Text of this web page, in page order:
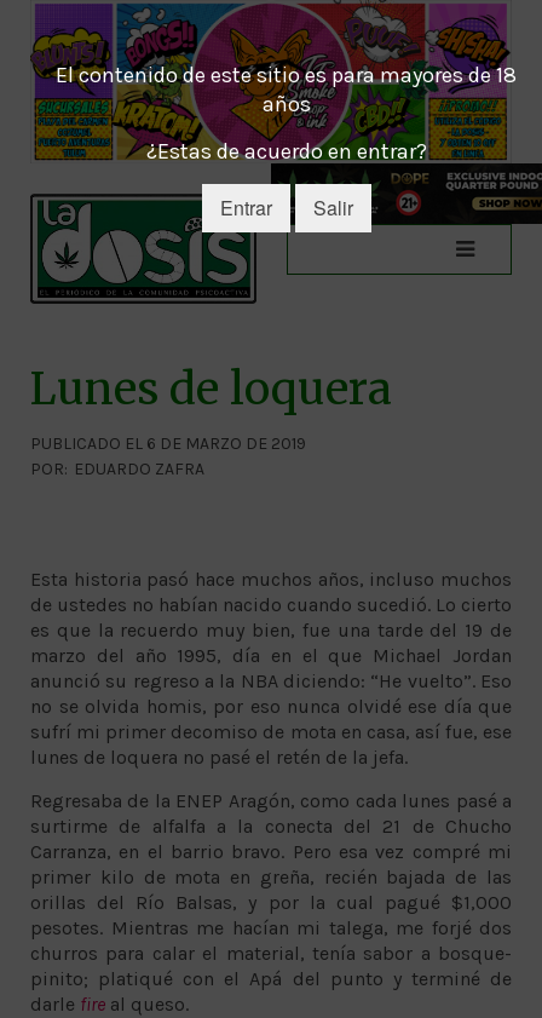
El contenido de este sitio es para mayores de 18
años
¿Estas de acuerdo en entrar?
Entrar Salir
Lunes de loquera
PUBLICADO EL 6 DE MARZO DE 2019
POR: EDUARDO ZAFRA
Esta historia pasó hace muchos años, incluso muchos
de ustedes no habían nacido cuando sucedió. Lo cierto
es que la recuerdo muy bien, fue una tarde del 19 de
marzo del año 1995, día en el que Michael Jordan
anunció su regreso a la NBA diciendo: “He vuelto”. Eso
no se olvida homis, por eso nunca olvidé ese día que
sufrí mi primer decomiso de mota en casa, así fue, ese
lunes de loquera no pasé el retén de la jefa.
Regresaba de la ENEP Aragón, como cada lunes pasé a
surtirme de alfalfa a la conecta del 21 de Chucho
Carranza, en el barrio bravo. Pero esa vez compré mi
primer kilo de mota en greña, recién bajada de las
orillas del Río Balsas, y por la cual pagué $1,000
pesotes. Mientras me hacían mi talega, me forjé dos
churros para calar el material, tenía sabor a bosque-
pinito; platiqué con el Apá del punto y terminé de
darle fire al queso.